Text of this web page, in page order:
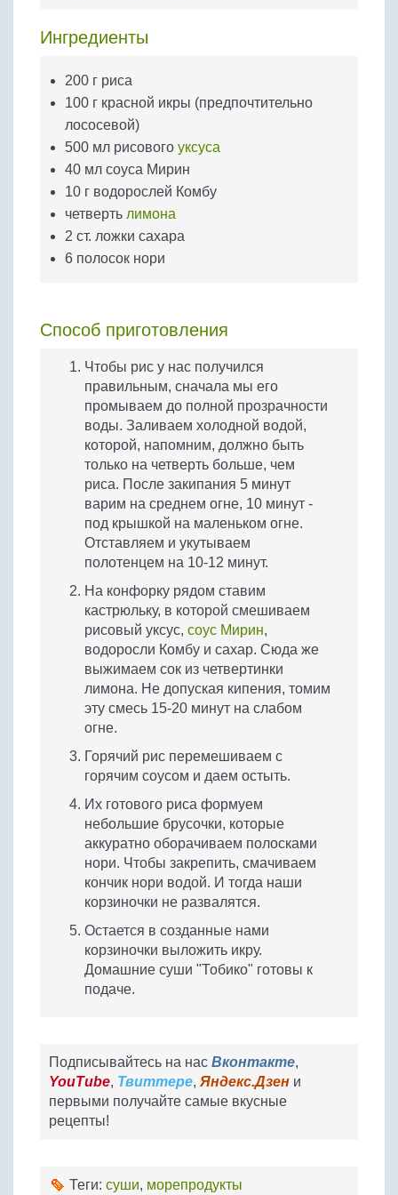
Яйца
Ингредиенты
200 г риса
100 г красной икры (предпочтительно
лососевой)
500 мл рисового уксуса
40 мл соуса Мирин
10 г водорослей Комбу
четверть лимона
2 ст. ложки сахара
6 полосок нори
Способ приготовления
Чтобы рис у нас получился
правильным, сначала мы его
промываем до полной прозрачности
воды. Заливаем холодной водой,
которой, напомним, должно быть
только на четверть больше, чем
риса. После закипания 5 минут
варим на среднем огне, 10 минут -
под крышкой на маленьком огне.
Отставляем и укутываем
полотенцем на 10-12 минут.
На конфорку рядом ставим
кастрюльку, в которой смешиваем
рисовый уксус, соус Мирин,
водоросли Комбу и сахар. Сюда же
выжимаем сок из четвертинки
лимона. Не допуская кипения, томим
эту смесь 15-20 минут на слабом
огне.
Горячий рис перемешиваем с
горячим соусом и даем остыть.
Их готового риса формуем
небольшие брусочки, которые
аккуратно оборачиваем полосками
нори. Чтобы закрепить, смачиваем
кончик нори водой. И тогда наши
корзиночки не развалятся.
Остается в созданные нами
корзиночки выложить икру.
Домашние суши "Тобико" готовы к
подаче.
Подписывайтесь на нас Вконтакте,
YouTube, Твиттере, Яндекс.Дзен и
первыми получайте самые вкусные
рецепты!
Теги: суши, морепродукты